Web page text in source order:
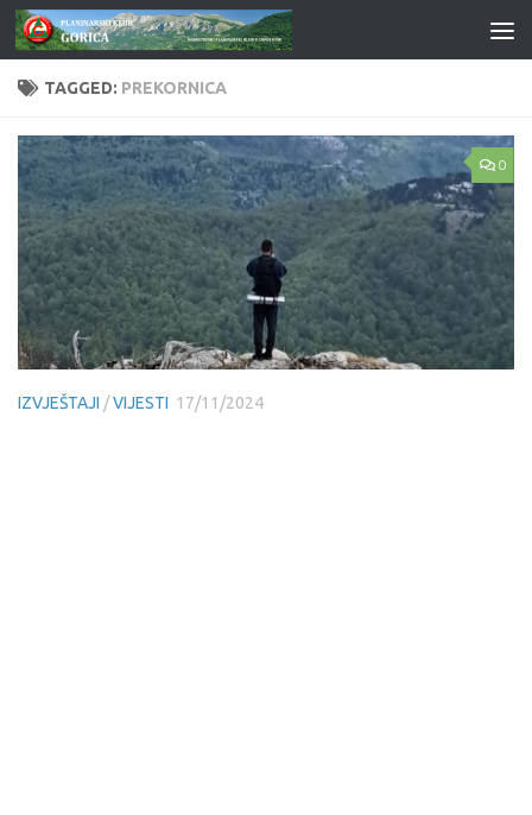
Skip to content
TAGGED: PREKORNICA
0
IZVJEŠTAJI /VIJESTI 17/11/2024